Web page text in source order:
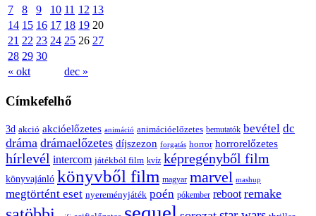
« okt dec »
7
8 9 10 11 12 13
14 15 16 17 18 19 20
21 22 23 24 25 26 27
28 29 30
Címkefelhő
3d akció akcióelőzetes animáció animációelőzetes bemutatók bevétel dc
dráma drámaelőzetes díjszezon forgatás horror horrorelőzetes
hírlevél intercom játékból film kvíz képregényből film
könyvajánló könyvből film magyar marvel mashup
megtörtént eset nyereményjáték poén pókember reboot remake